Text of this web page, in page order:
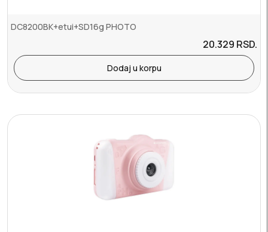
DC8200BK+etui+SD16g PHOTO
20.329 RSD.
Dodaj u korpu